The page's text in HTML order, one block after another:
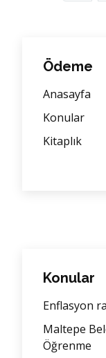
Ödeme
Anasayfa
Konular
Kitaplık
Konular
Enflasyon
Maltepe
Öğrenme